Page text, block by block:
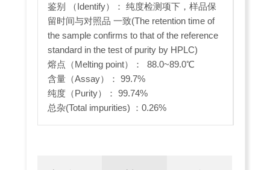
鉴别 （Identify）： 纯度检测项下，样品保
留时间与对照品 一致(The retention time of
the sample confirms to that of the reference
standard in the test of purity by HPLC)
熔点（Melting point）： 88.0~89.0℃
含量（Assay）： 99.7%
纯度（Purity）： 99.74%
总杂(Total impurities) ：0.26%